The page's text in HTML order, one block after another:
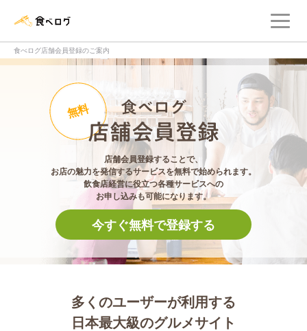
食べログ店舗会員登録のご案内
食べログ店舗会員
無料
店舗会員登録することで、
お店の魅力を発信するサービスを無料で始められます。
飲食店経営に役立つ各種サービスへの
お申し込みも可能になります。
今すぐ無料で登録する
多くのユーザーが利用する
日本最大級のグルメサイト